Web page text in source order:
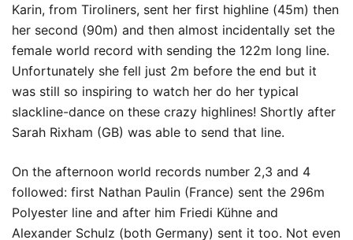
Karin, from Tiroliners, sent her first highline (45m) then
her second (90m) and then almost incidentally set the
female world record with sending the 122m long line.
Unfortunately she fell just 2m before the end but it
was still so inspiring to watch her do her typical
slackline-dance on these crazy highlines! Shortly after
Sarah Rixham (GB) was able to send that line.
On the afternoon world records number 2,3 and 4
followed: first Nathan Paulin (France) sent the 296m
Polyester line and after him Friedi Kühne and
Alexander Schulz (both Germany) sent it too. Not even